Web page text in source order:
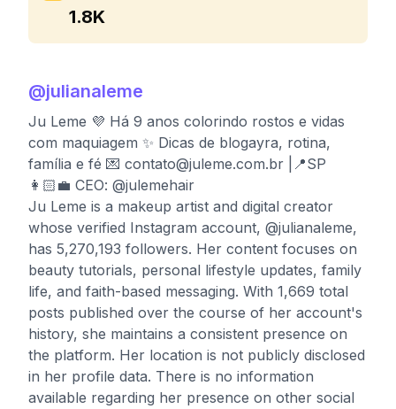
1.8K
@julianaleme
Ju Leme 💜 Há 9 anos colorindo rostos e vidas
com maquiagem ✨ Dicas de blogayra, rotina,
família e fé 💌 contato@juleme.com.br |📍SP
👩🏻‍💼 CEO: @julemehair
Ju Leme is a makeup artist and digital creator
whose verified Instagram account, @julianaleme,
has 5,270,193 followers. Her content focuses on
beauty tutorials, personal lifestyle updates, family
life, and faith-based messaging. With 1,669 total
posts published over the course of her account's
history, she maintains a consistent presence on
the platform. Her location is not publicly disclosed
in her profile data. There is no information
available regarding her presence on other social